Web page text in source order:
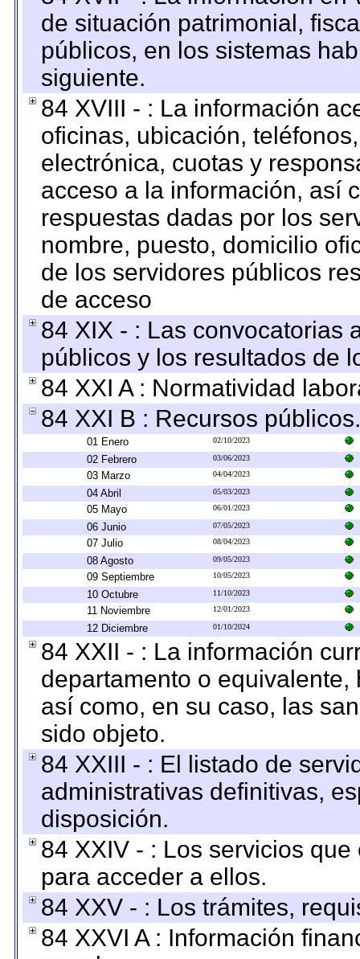
de situación patrimonial,
públicos, en los sistemas
siguiente.
84 XVIII - : La información
oficinas, ubicación,
electrónica, cuotas y
acceso a la información, así
respuestas dadas por los
nombre, puesto, domicilio
de los servidores públicos
de acceso
84 XIX - : Las convocatorias
públicos y los resultados de
84 XXI A : Normatividad
84 XXI B : Recursos públicos.
01 Enero 02/10/2023
02 Febrero 03/06/2023
03 Marzo 04/04/2023
04 Abril 05/03/2023
05 Mayo 06/01/2023
06 Junio 07/05/2023
07 Julio 08/04/2023
08 Agosto 09/05/2023
09 Septiembre 10/05/2023
10 Octubre 11/10/2023
11 Noviembre 12/01/2023
12 Diciembre 01/10/2024
84 XXII - : La información
departamento o
así como, en su caso, las
sido objeto.
84 XXIII - : El listado de
administrativas definitivas,
disposición.
84 XXIV - : Los servicios
para acceder a ellos.
84 XXV - : Los trámites,
84 XXVI A : Información